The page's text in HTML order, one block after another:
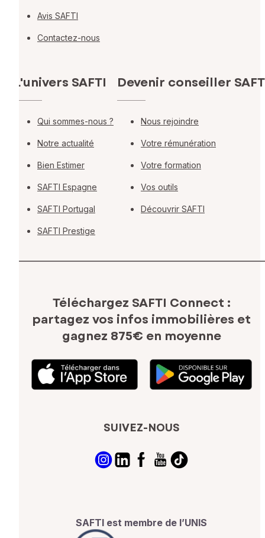
Avis SAFTI
Contactez-nous
L'univers SAFTI
Qui sommes-nous ?
Notre actualité
Bien Estimer
SAFTI Espagne
SAFTI Portugal
SAFTI Prestige
Devenir conseiller
Nous rejoindre
Votre rémunération
Votre formation
Vos outils
Découvrir SAFTI
Téléchargez SAFTI Connect :
partagez vos infos immobilières et
gagnez 875€ en moyenne
SUIVEZ-NOUS
SAFTI est membre de l’UNIS